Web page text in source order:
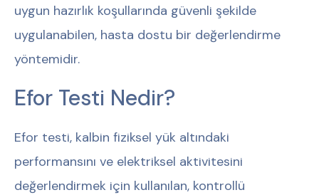
uygun hazırlık koşullarında güvenli şekilde
uygulanabilen, hasta dostu bir değerlendirme
yöntemidir.
Efor Testi Nedir?
Efor testi, kalbin fiziksel yük altındaki
performansını ve elektriksel aktivitesini
değerlendirmek için kullanılan, kontrollü